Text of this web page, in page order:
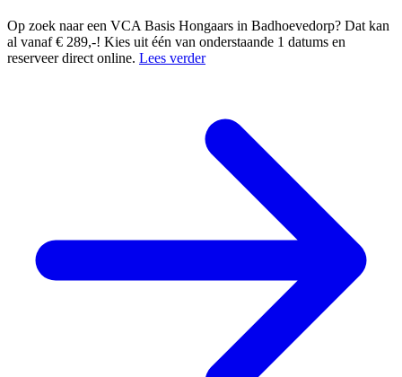
Op zoek naar een VCA Basis Hongaars in Badhoevedorp? Dat kan
al vanaf € 289,-! Kies uit één van onderstaande 1 datums en
reserveer direct online. Lees verder